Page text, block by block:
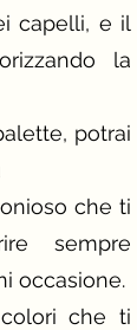
capelli, e il
la
potrai
che ti
sempre
occasione.
che ti